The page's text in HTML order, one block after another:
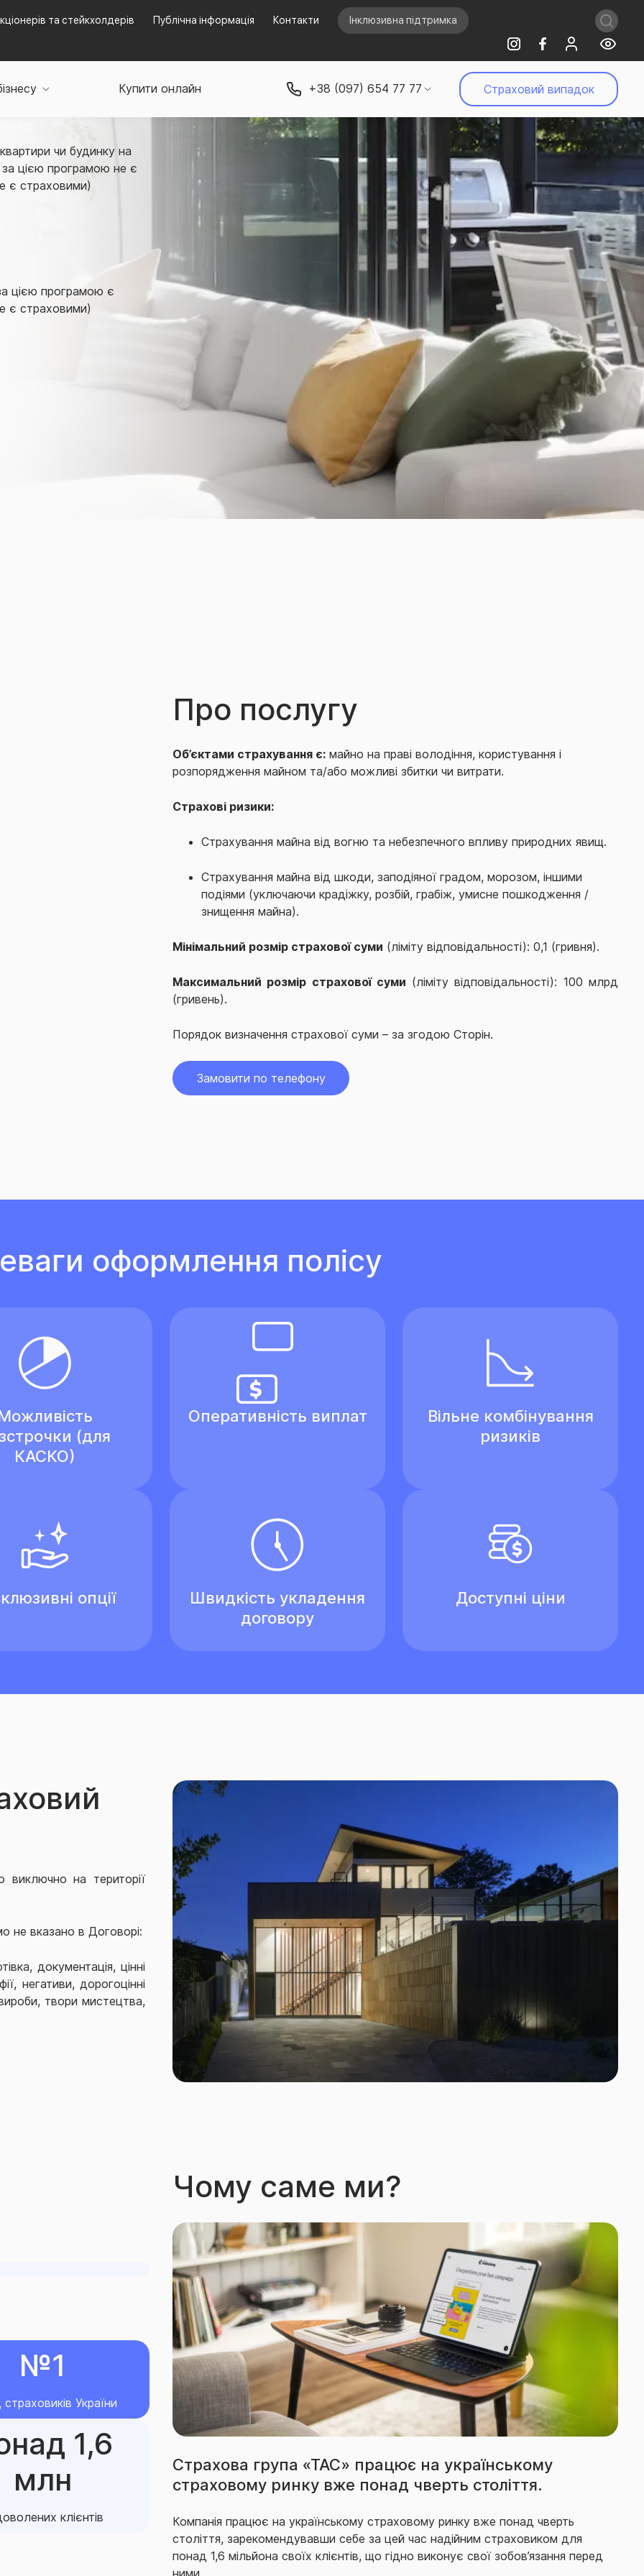
та стейкхолдерів Публічна інформація Контакти Інклюзивна підтримка
Купити онлайн +38 (097) 654 77 77 Страховий випадок
Львові
чи будинку на
за цією програмою не є
є страховими)
цією програмою є
є страховими)
Про послугу
Об’єктами страхування є: майно на праві володіння, користування і
розпорядження майном та/або можливі збитки чи витрати.
Страхові ризики:
Страхування майна від вогню та небезпечного впливу природних явищ.
Страхування майна від шкоди, заподіяної градом, морозом, іншими
подіями (уключаючи крадіжку, розбій, грабіж, умисне пошкодження /
знищення майна).
Мінімальний розмір страхової суми (ліміту відповідальності): 0,1 (гривня).
Максимальний розмір страхової суми (ліміту відповідальності): 100 млрд
(гривень).
Порядок визначення страхової суми – за згодою Сторін.
Замовити по телефону
оформлення полісу
(для
КАСКО)
Оперативність виплат
Вільне комбінування
ризиків
опції
Швидкість укладення
договору
Доступні ціни
виключно на території
не вказано в Договорі:
документація, цінні
негативи, дорогоцінні
твори мистецтва,
майно в них;
та підземних
під відкритим
№1
України
1,6
млн
клієнтів
Чому саме ми?
Страхова група «ТАС» працює на українському
страховому ринку вже понад чверть століття.
Компанія працює на українському страховому ринку вже понад чверть
століття, зарекомендувавши себе за цей час надійним страховиком для
понад 1,6 мільйона своїх клієнтів, що гідно виконує свої зобов’язання перед
ними.